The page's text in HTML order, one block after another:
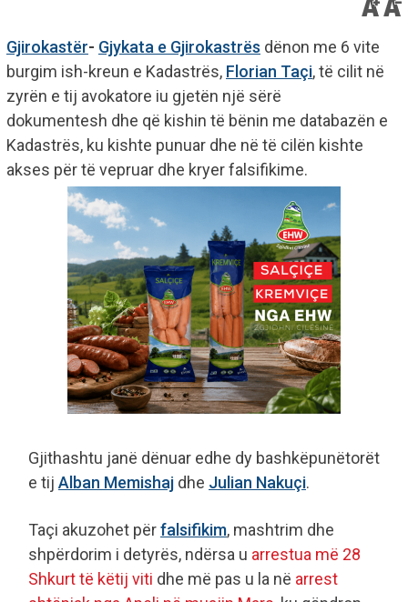
Gjirokastër- Gjykata e Gjirokastrës dënon me 6 vite
burgim ish-kreun e Kadastrës, Florian Taçi, të cilit në
zyrën e tij avokatore iu gjetën një sërë
dokumentesh dhe që kishin të bënin me databazën e
Kadastrës, ku kishte punuar dhe në të cilën kishte
akses për të vepruar dhe kryer falsifikime.
Gjithashtu janë dënuar edhe dy bashkëpunëtorët
e tij Alban Memishaj dhe Julian Nakuçi.
Taçi akuzohet përfalsifikim, mashtrim dhe
shpërdorim i detyrës, ndërsa u arrestua më 28
Shkurt të këtij viti dhe më pas u la në arrest